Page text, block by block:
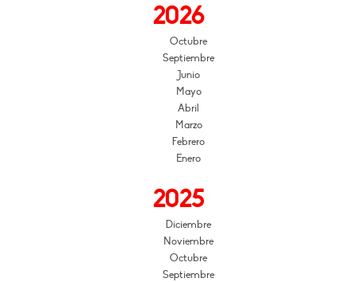
2026
Octubre
Septiembre
Junio
Mayo
Abril
Marzo
Febrero
Enero
2025
Diciembre
Noviembre
Octubre
Septiembre